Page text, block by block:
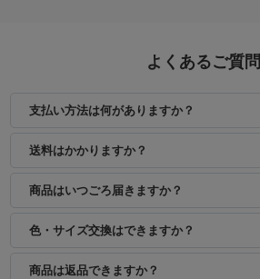
よくあるご質問
支払い方法は何がありますか？
送料はかかりますか？
商品はいつごろ届きますか？
色・サイズ交換はできますか？
商品は返品できますか？